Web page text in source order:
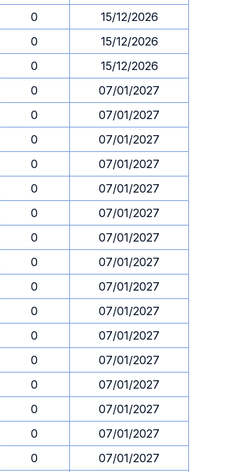
0
15/12/2026
0
15/12/2026
0
15/12/2026
0
07/01/2027
0
07/01/2027
0
07/01/2027
0
07/01/2027
0
07/01/2027
0
07/01/2027
0
07/01/2027
0
07/01/2027
0
07/01/2027
0
07/01/2027
0
07/01/2027
0
07/01/2027
0
07/01/2027
0
07/01/2027
0
07/01/2027
0
07/01/2027